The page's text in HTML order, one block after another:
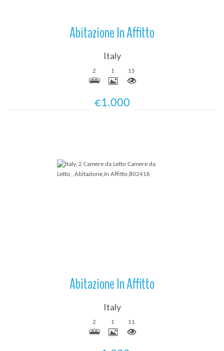
Abitazione In Affitto
Italy
2 1 15
€1.000
Abitazione In Affitto
Italy
2 1 11